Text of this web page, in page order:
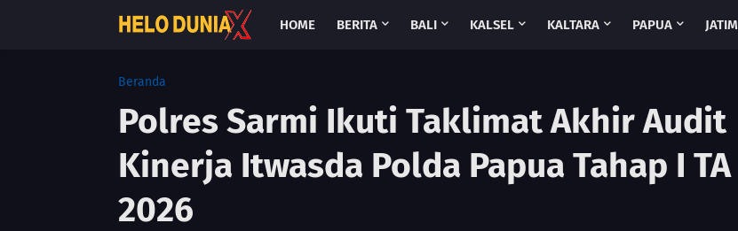
HOME BERITA BALI KALSEL KALTARA PAPUA JATIM
Beranda
Polres Sarmi Ikuti Taklimat Akhir Audit
Kinerja Itwasda Polda Papua Tahap I TA
2026